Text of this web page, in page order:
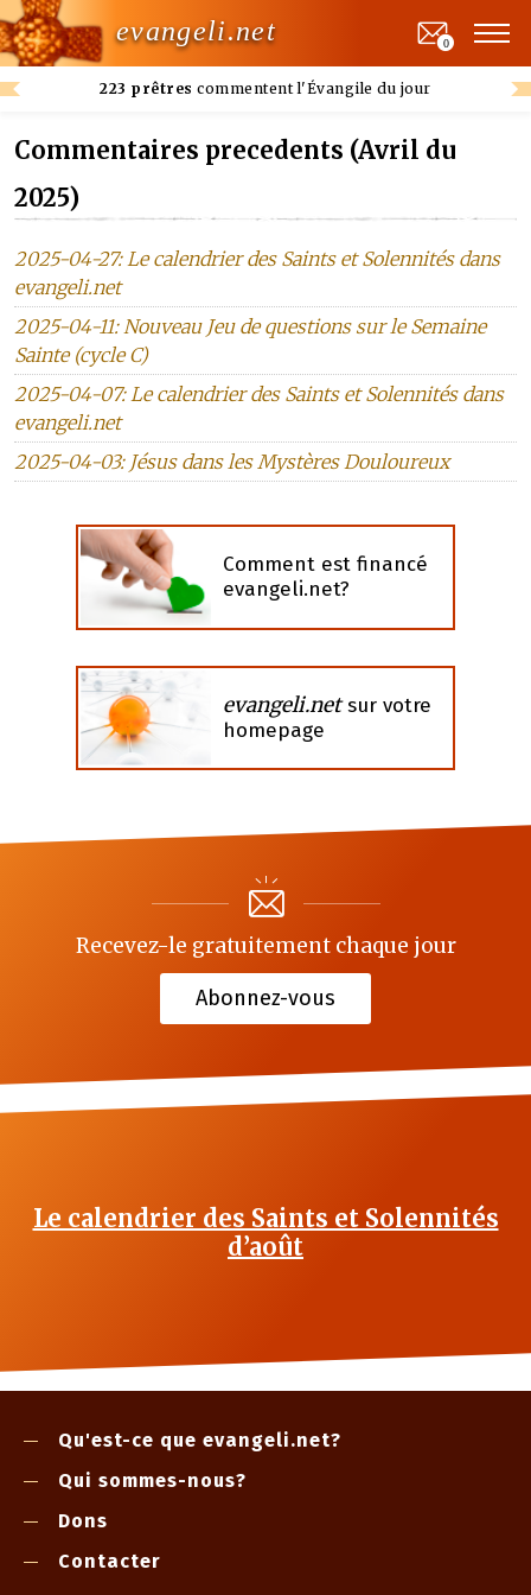
evangeli.net
223 prêtres commentent l'Évangile du jour
0
Commentaires precedents (Avril du
2025)
2025-04-27: Le calendrier des Saints et Solennités dans
evangeli.net
2025-04-11: Nouveau Jeu de questions sur le Semaine
Sainte (cycle C)
2025-04-07: Le calendrier des Saints et Solennités dans
evangeli.net
2025-04-03: Jésus dans les Mystères Douloureux
Comment est financé
evangeli.net?
evangeli.netsur votre
homepage
Recevez-le gratuitement chaque jour
Abonnez-vous
Le calendrier des Saints et Solennités
d’août
Qu'est-ce que evangeli.net?
Qui sommes-nous?
Dons
Contacter